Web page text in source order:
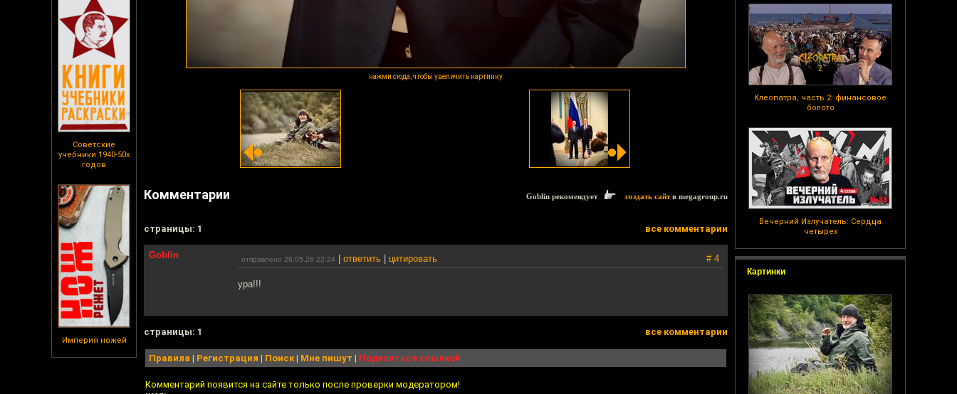
Советские
учебники 1940-50х
годов
Империя ножей
Клеопатра, часть 2: финансовое
болото
Вечерний Излучатель: Сердца
четырех
Картинки
нажми сюда, чтобы увеличить картинку
Комментарии Goblin рекомендует создать сайтв megagroup.ru
cтраницы: 1 все комментарии
Goblin отправлено 26.05.26 22:24 ответить цитировать # 4
ура!!!
cтраницы: 1 все комментарии
Правила | Регистрация | Поиск| Мне пишут | Поделиться ссылкой
Комментарий появится на сайте только после проверки модератором!